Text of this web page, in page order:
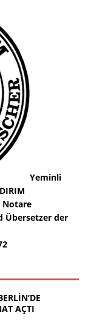
Yeminli
Notare
Übersetzer der
AÇTI